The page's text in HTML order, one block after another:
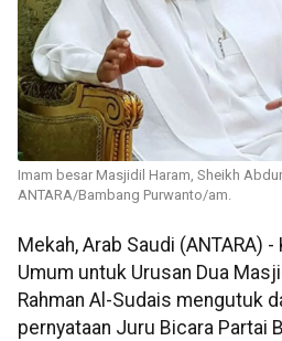
Imam besar Masjidil Haram, Sheikh
ANTARA/Bambang Purwanto/am.
Mekah, Arab Saudi (ANTARA)
Umum untuk Urusan Dua
Rahman Al-Sudais mengutuk
pernyataan Juru Bicara Partai